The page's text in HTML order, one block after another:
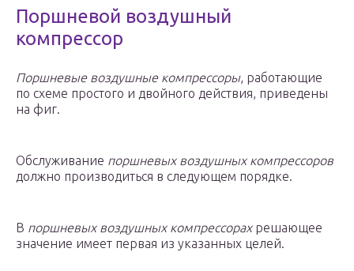
Поршневой воздушный
компрессор
Поршневые воздушные компрессоры, работающие
по схеме простого и двойного действия, приведены
на фиг.
Обслуживание поршневых воздушных компрессоров
должно производиться в следующем порядке.
В поршневых воздушных компрессорахрешающее
значение имеет первая из указанных целей.